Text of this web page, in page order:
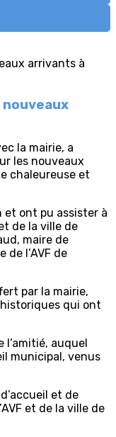
la mairie, a
les nouveaux
chaleureuse et
et ont pu assister à
de la ville de
maire de
de l’AVF de
par la mairie,
qui ont
l’amitié, auquel
municipal, venus
et de
et de la ville de